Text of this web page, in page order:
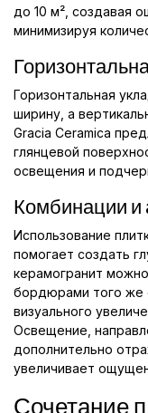
до 10 м², создавая
минимизируя
Горизонтальная
ширину, а
Gracia Ceramica
глянцевой
освещения и
Комбинации и
Использование
помогает создать
керамогранит
бордюрами того же
визуального
Освещение,
дополнительно
увеличивает
Сочетание